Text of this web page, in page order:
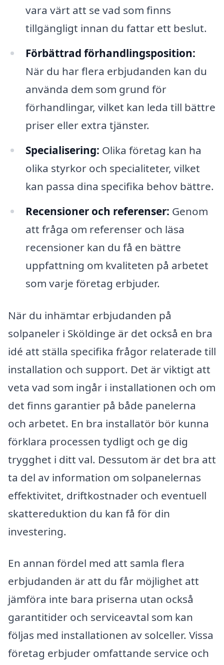
vara värt att se vad som finns
tillgängligt innan du fattar ett beslut.
Förbättrad förhandlingsposition:
När du har flera erbjudanden kan du
använda dem som grund för
förhandlingar, vilket kan leda till bättre
priser eller extra tjänster.
Specialisering: Olika företag kan ha
olika styrkor och specialiteter, vilket
kan passa dina specifika behov bättre.
Recensioner och referenser: Genom
att fråga om referenser och läsa
recensioner kan du få en bättre
uppfattning om kvaliteten på arbetet
som varje företag erbjuder.
När du inhämtar erbjudanden på
solpaneler i Sköldinge är det också en bra
idé att ställa specifika frågor relaterade till
installation och support. Det är viktigt att
veta vad som ingår i installationen och om
det finns garantier på både panelerna
och arbetet. En bra installatör bör kunna
förklara processen tydligt och ge dig
trygghet i ditt val. Dessutom är det bra att
ta del av information om solpanelernas
effektivitet, driftkostnader och eventuell
skattereduktion du kan få för din
investering.
En annan fördel med att samla flera
erbjudanden är att du får möjlighet att
jämföra inte bara priserna utan också
garantitider och serviceavtal som kan
följas med installationen av solceller. Vissa
företag erbjuder omfattande service och